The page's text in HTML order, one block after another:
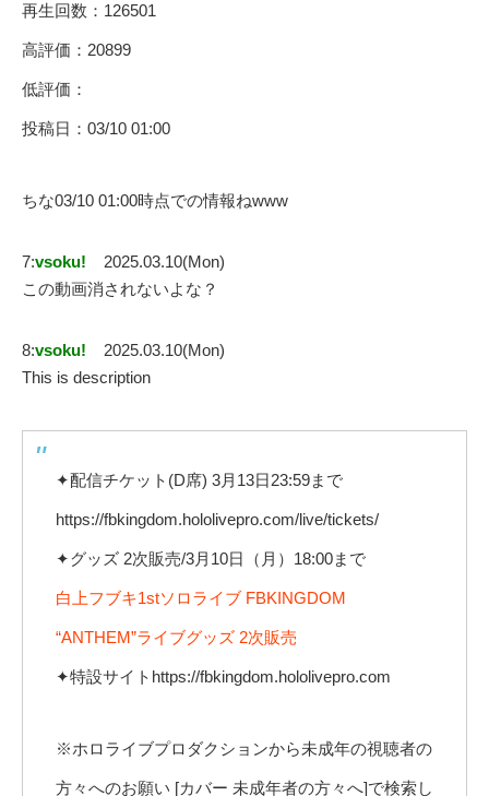
再生回数：126501
高評価：20899
低評価：
投稿日：03/10 01:00
ちな03/10 01:00時点での情報ねwww
7:vsoku!
2025.03.10(Mon)
この動画消されないよな？
8:vsoku!
2025.03.10(Mon)
This is description
✦配信チケット(D席) 3月13日23:59まで
https://fbkingdom.hololivepro.com/live/tickets/
✦グッズ 2次販売/3月10日（月）18:00まで
白上フブキ1stソロライブ FBKINGDOM
“ANTHEM”ライブグッズ 2次販売
✦特設サイトhttps://fbkingdom.hololivepro.com
※ホロライブプロダクションから未成年の視聴者の
方々へのお願い [カバー 未成年者の方々へ]で検索し